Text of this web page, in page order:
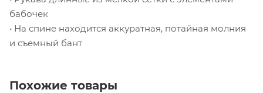
бабочек
• На спине находится аккуратная, потайная молния
и съемный бант
Похожие товары